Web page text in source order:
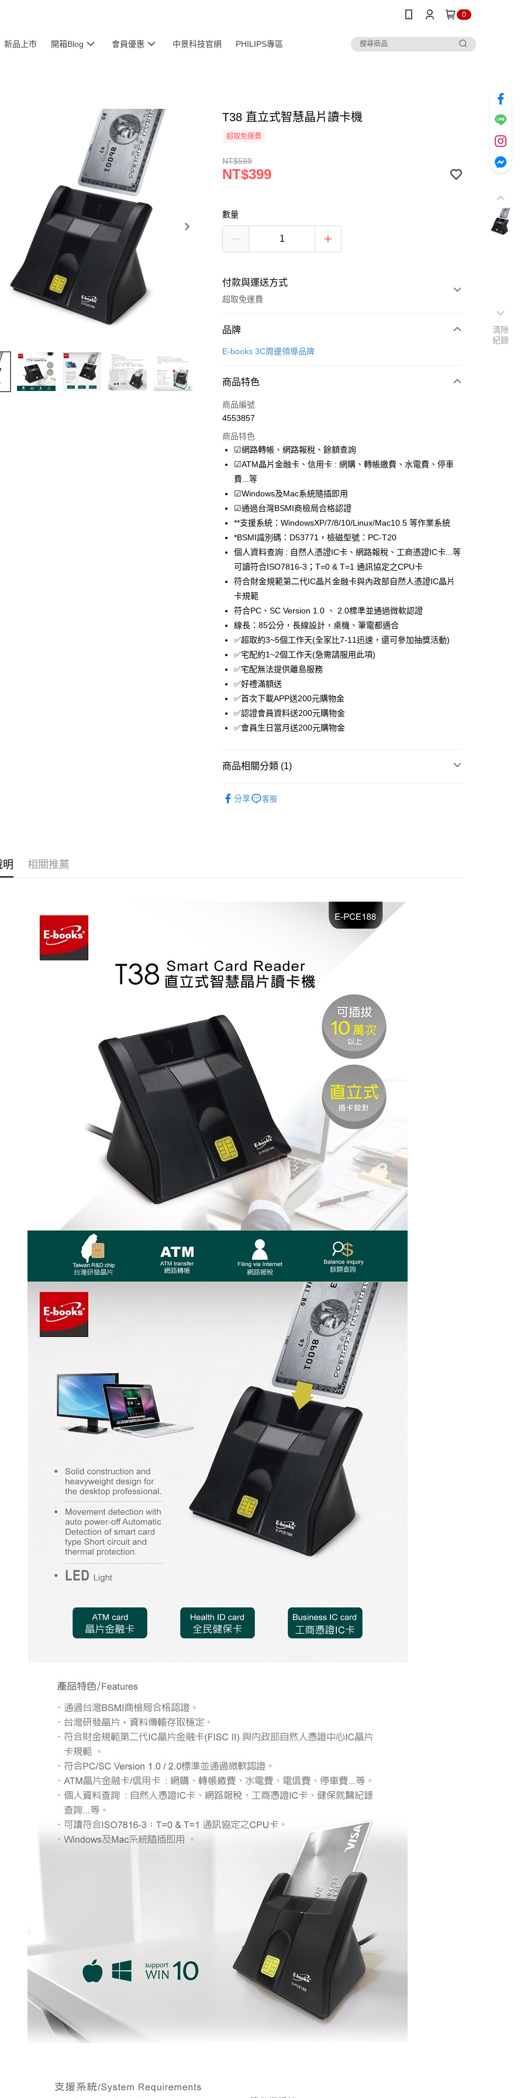
0
新品上市 開箱Blog 會員優惠 中景科技官網 PHILIPS專區
T38 直立式智慧晶片讀卡機
超取免運費
NT$599
NT$399
數量
付款與運送方式
超取免運費
付款方式
信用卡一次付款
街口支付
悠遊付
ATM付款
運送方式
付款後全家取貨
免運費
付款後萊爾富取貨
免運費
付款後7-11取貨
免運費
宅配
免運費
品牌
E-books 3C周邊領導品牌
商品特色
商品編號
4553857
商品特色
☑網路轉帳、網路報稅、餘額查詢
☑ATM晶片金融卡、信用卡 : 網購、轉帳繳費、水電費、停車
費...等
☑Windows及Mac系統隨插即用
☑通過台灣BSMI商檢局合格認證
**支援系統：WindowsXP/7/8/10/Linux/Mac10.5 等作業系統
*BSMI識別碼：D53771，檢磁型號：PC-T20
個人資料查詢 : 自然人憑證IC卡、網路報稅、工商憑證IC卡...等
可讀符合ISO7816-3；T=0 & T=1 通訊協定之CPU卡
符合財金規範第二代IC晶片金融卡與內政部自然人憑證IC晶片
卡規範
符合PC、SC Version 1.0 、 2.0標準並通過微軟認證
線長：85公分，長線設計，桌機、筆電都適合
✅超取約3~5個工作天(全家比7-11迅速，還可參加抽獎活動)
✅宅配約1~2個工作天(急需請服用此項)
✅宅配無法提供離島服務
✅好禮滿額送
✅首次下載APP送200元購物金
✅認證會員資料送200元購物金
✅會員生日當月送200元購物金
商品相關分類 (1)
分享
客服
明 相關推薦
清除
紀錄